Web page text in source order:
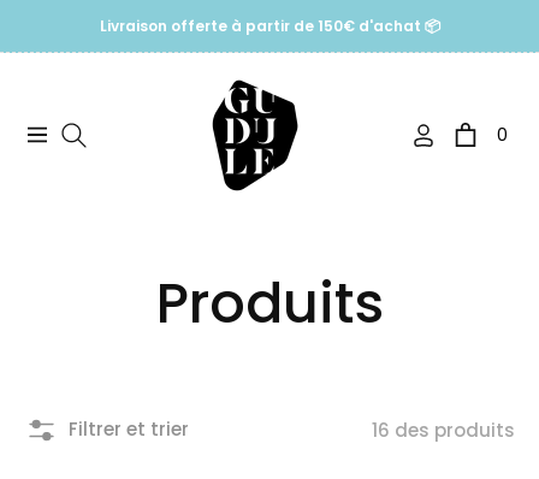
Livraison offerte à partir de 150€ d'achat 📦
Navigation Panier
0
Collection:
Produits
Filtrer et trier 16 des produits